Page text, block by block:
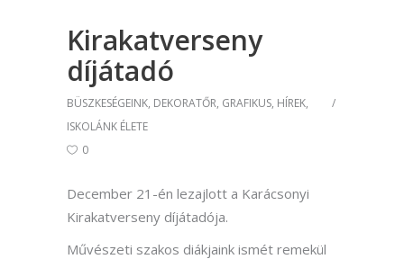
Kirakatverseny
díjátadó
BÜSZKESÉGEINK, DEKORATŐR, GRAFIKUS, HÍREK,
ISKOLÁNK ÉLETE
0
December 21-én lezajlott a Karácsonyi
Kirakatverseny díjátadója.
Művészeti szakos diákjaink ismét remekül